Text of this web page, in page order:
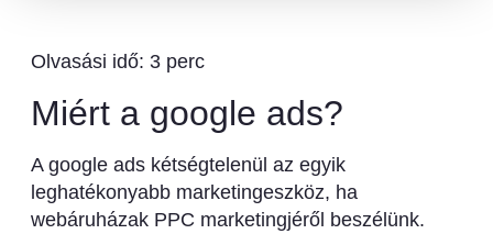
Miért a google ads?
A google ads kétségtelenül az egyik
leghatékonyabb marketingeszköz, ha
webáruházak PPC marketingjéről beszélünk.